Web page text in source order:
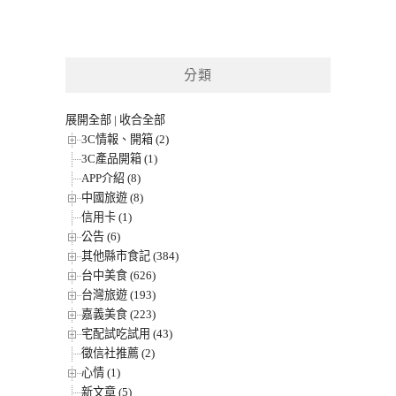
分類
展開全部 | 收合全部
3C情報、開箱 (2)
3C產品開箱 (1)
APP介紹 (8)
中國旅遊 (8)
信用卡 (1)
公告 (6)
其他縣市食記 (384)
台中美食 (626)
台灣旅遊 (193)
嘉義美食 (223)
宅配試吃試用 (43)
徵信社推薦 (2)
心情 (1)
新文章 (5)